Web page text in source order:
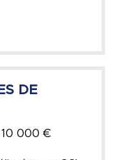
DE
10 000 €